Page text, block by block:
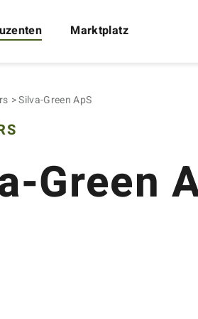
Marktplatz
Silva-Green ApS
Green